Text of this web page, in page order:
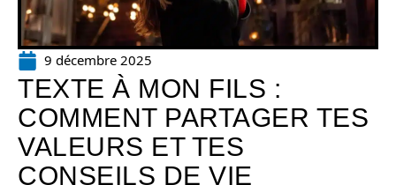
9 décembre 2025
TEXTE À MON FILS :
COMMENT PARTAGER TES
VALEURS ET TES
CONSEILS DE VIE